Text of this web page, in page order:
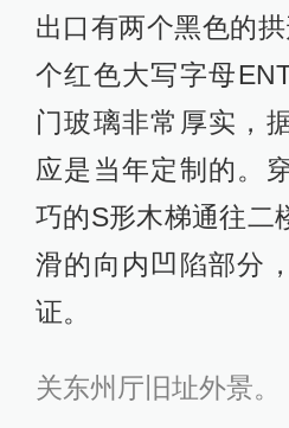
出口有两个黑色的
个红色大写字母
门玻璃非常厚实，
应是当年定制的。
巧的S形木梯通往二
滑的向内凹陷部分
证。
关东州厅旧址外景。